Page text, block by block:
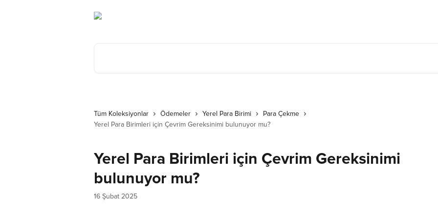
Tüm Koleksiyonlar Ödemeler Yerel Para Birimi
Para Çekme
Yerel Para Birimleri için Çevrim Gereksinimi bulunuyor mu?
Yerel Para Birimleri için Çevrim Gereksinimi
bulunuyor mu?
16 Şubat 2025